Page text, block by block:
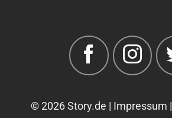
© 2026 Story.de | Impressum |